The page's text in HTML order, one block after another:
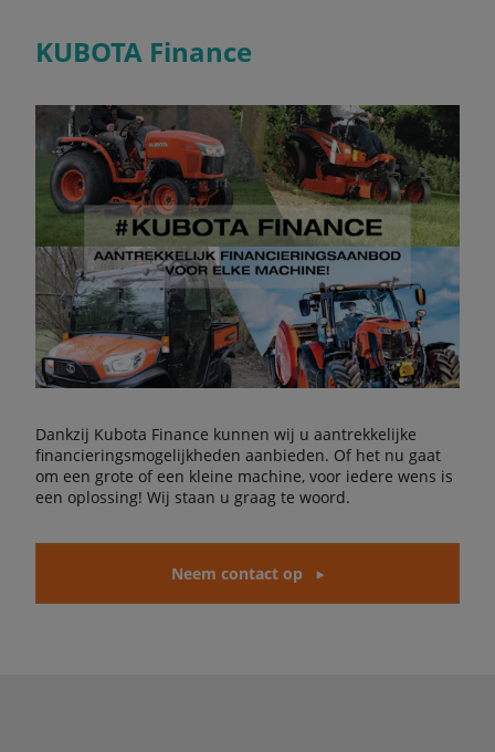
KUBOTA Finance
Dankzij Kubota Finance kunnen wij u aantrekkelijke
financieringsmogelijkheden aanbieden. Of het nu gaat
om een grote of een kleine machine, voor iedere wens is
een oplossing! Wij staan u graag te woord.
Neem contact op